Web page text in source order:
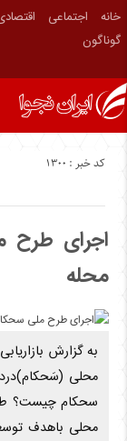
خانه اجتماعی
گوناگون
کد خبر : 1300
اجرای طرح
محله
به گزارش
محلی
سحکام چیست؟
محلی باهدف